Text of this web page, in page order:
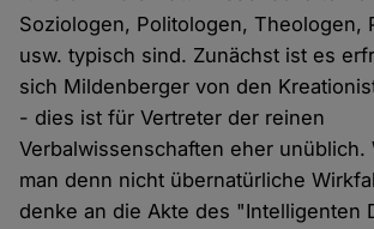
Soziologen, Politologen, Theologen,
usw. typisch sind. Zunächst ist es
sich Mildenberger von den
- dies ist für Vertreter der reinen
Verbalwissenschaften eher unüblich.
man denn nicht übernatürliche
denke an die Akte des "Intelligenten